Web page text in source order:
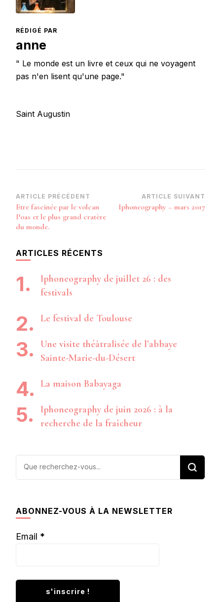
RÉDIGÉ PAR
anne
" Le monde est un livre et ceux qui ne voyagent
pas n'en lisent qu'une page."
Saint Augustin
Navigation
d’article
ARTICLE PRÉCÉDENT
Etre fascinée par le volcan
Poas et le plus grand cratère
du monde.
ARTICLE SUIVANT
Iphoneography – mars 2017
ARTICLES RÉCENTS
Iphoneography de juillet 26 : des
festivals
Le festival de Toulouse
Une visite théâtralisée de l’abbaye
Sainte-Marie-du-Désert
La maison Babayaga
Iphoneography de juin 2026 : à la
recherche de la fraîcheur
Vous
ABONNEZ-VOUS À LA NEWSLETTER
Email *